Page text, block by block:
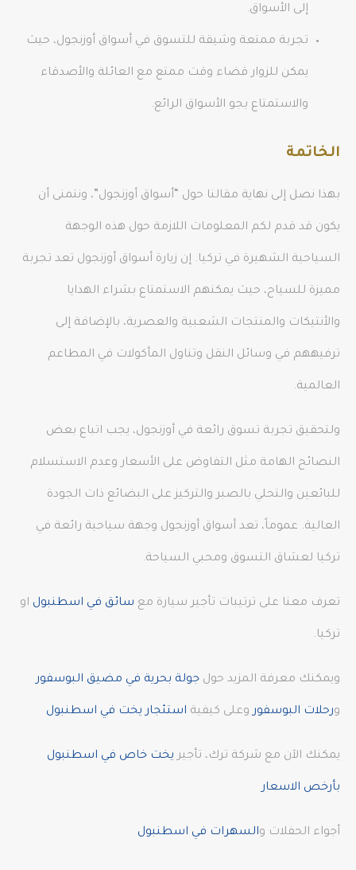
إلى الأسواق.
تجربة ممتعة وشيقة للتسوق في أسواق أوزنجول، حيث
يمكن للزوار قضاء وقت ممتع مع العائلة والأصدقاء
والاستمتاع بجو الأسواق الرائع.
الخاتمة
بهذا نصل إلى نهاية مقالنا حول “أسواق أوزنجول”، ونتمنى أن
يكون قد قدم لكم المعلومات اللازمة حول هذه الوجهة
السياحية الشهيرة في تركيا. إن زيارة أسواق أوزنجول تعد تجربة
مميزة للسياح، حيث يمكنهم الاستمتاع بشراء الهدايا
والأنتيكات والمنتجات الشعبية والعصرية، بالإضافة إلى
ترفيههم في وسائل النقل وتناول المأكولات في المطاعم
العالمية.
ولتحقيق تجربة تسوق رائعة في أوزنجول، يجب اتباع بعض
النصائح الهامة مثل التفاوض على الأسعار وعدم الاستسلام
للبائعين والتحلي بالصبر والتركيز على البضائع ذات الجودة
العالية. عموماً، تعد أسواق أوزنجول وجهة سياحية رائعة في
تركيا لعشاق التسوق ومحبي السياحة.
تعرف معنا على ترتيبات تأجير سيارة مع سائق في اسطنبول او
تركيا.
ويمكنك معرفة المزيد حول جولة بحرية في مضيق البوسفور
ورحلات البوسفوروعلى كيفية استئجار يخت في اسطنبول
يمكنك الآن مع شركة ترك، تأجير يخت خاص في اسطنبول
بأرخص الاسعار
أجواء الحفلات والسهرات في اسطنبول